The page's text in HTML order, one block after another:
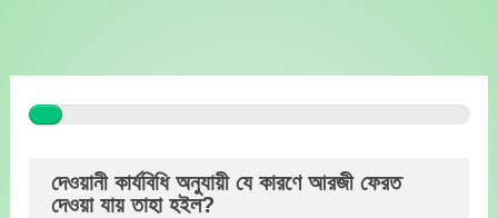
দেওয়ানী কার্যবিধি অনুযায়ী যে কারণে আরজী ফেরত
দেওয়া যায় তাহা হইল?